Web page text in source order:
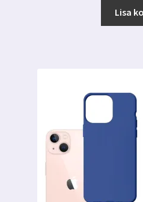
oli:
Lisa